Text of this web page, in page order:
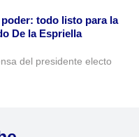
todo listo para la
De la Espriella
del presidente electo